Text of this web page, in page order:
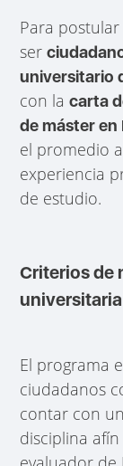
Para
ser
universitario
con lacarta
de máster en
el promedio
experiencia
de estudio.
Criterios de
universitaria
El programa
ciudadanos
contar con
disciplina